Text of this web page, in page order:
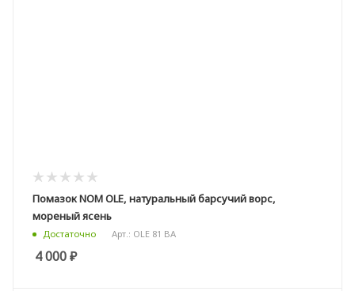
Помазок NOM OLE, натуральный барсучий ворс,
мореный ясень
Достаточно Арт.: OLE 81 BA
4 000₽